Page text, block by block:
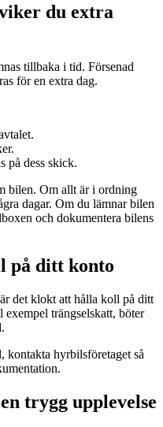
du extra
tillbaka i tid. Försenad
för en extra dag.
på dess skick.
bilen. Om allt är i ordning
dagar. Om du lämnar bilen
och dokumentera bilens
på ditt konto
det klokt att hålla koll på ditt
trängselskatt, böter
kontakta hyrbilsföretaget så
trygg upplevelse